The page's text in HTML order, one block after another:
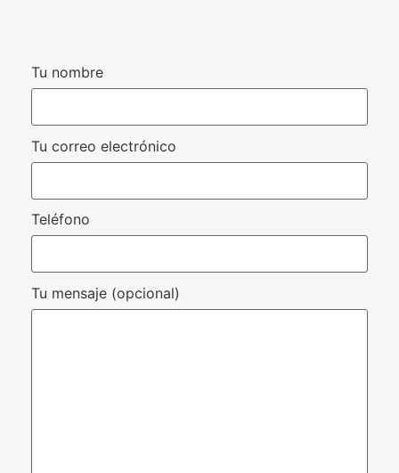
Tu nombre
Tu correo electrónico
Teléfono
Tu mensaje (opcional)